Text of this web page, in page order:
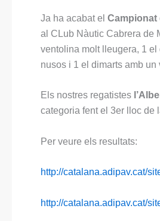
Ja ha acabat el Campionat
al CLub Nàutic Cabrera de
ventolina molt lleugera, 1
nusos i 1 el dimarts amb
Els nostres regatistes
categoria fent el 3er lloc de
Per veure els resultats:
http://catalana.adipav.cat/
http://catalana.adipav.cat/